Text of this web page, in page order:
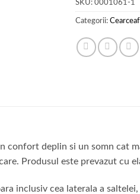
SKU: 0001061-1
Categorii:
confort deplin si un somn cat
Produsul este prevazut cu
inclusiv cea laterala a